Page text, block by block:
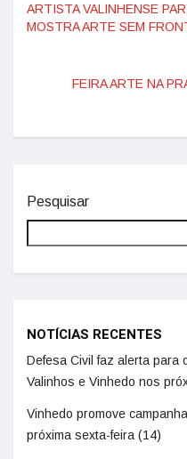
ARTISTA VALINHENSE
MOSTRA ARTE SEM
FEIRA ARTE NA
Pesquisar
NOTÍCIAS RECENTES
Defesa Civil faz alerta para
Valinhos e Vinhedo nos
Vinhedo promove
próxima sexta-feira (14)